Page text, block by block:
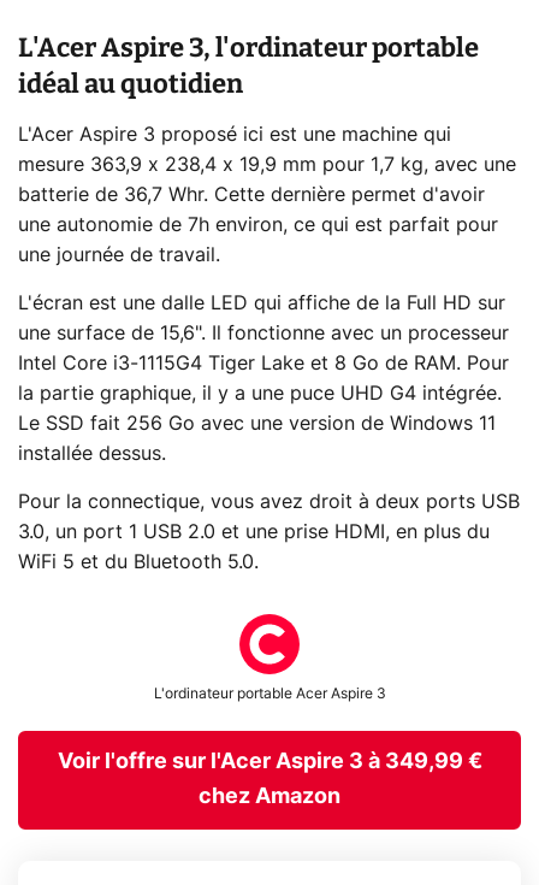
L'Acer Aspire 3, l'ordinateur portable
idéal au quotidien
L'Acer Aspire 3 proposé ici est une machine qui
mesure 363,9 x 238,4 x 19,9 mm pour 1,7 kg, avec une
batterie de 36,7 Whr. Cette dernière permet d'avoir
une autonomie de 7h environ, ce qui est parfait pour
une journée de travail.
L'écran est une dalle LED qui affiche de la Full HD sur
une surface de 15,6". Il fonctionne avec un processeur
Intel Core i3-1115G4 Tiger Lake et 8 Go de RAM. Pour
la partie graphique, il y a une puce UHD G4 intégrée.
Le SSD fait 256 Go avec une version de Windows 11
installée dessus.
Pour la connectique, vous avez droit à deux ports USB
3.0, un port 1 USB 2.0 et une prise HDMI, en plus du
WiFi 5 et du Bluetooth 5.0.
L'ordinateur portable Acer Aspire 3
Voir l'offre sur l'Acer Aspire 3 à 349,99 €
chez Amazon